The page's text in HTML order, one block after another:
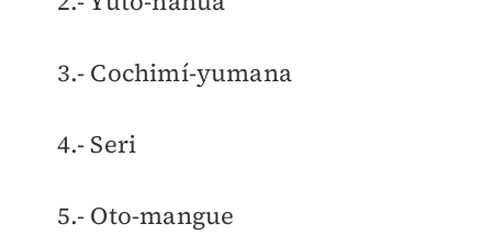
3.- Cochimí-yumana
4.- Seri
5.- Oto-mangue